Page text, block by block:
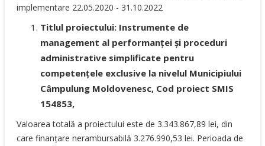
implementare 22.05.2020 - 31.10.2022
Titlul proiectului: Instrumente de
management al performanței și proceduri
administrative simplificate pentru
competențele exclusive la nivelul Municipiului
Câmpulung Moldovenesc, Cod proiect SMIS
154853,
Valoarea totală a proiectului este de 3.343.867,89 lei, din
care finanțare nerambursabilă 3.276.990,53 lei. Perioada de